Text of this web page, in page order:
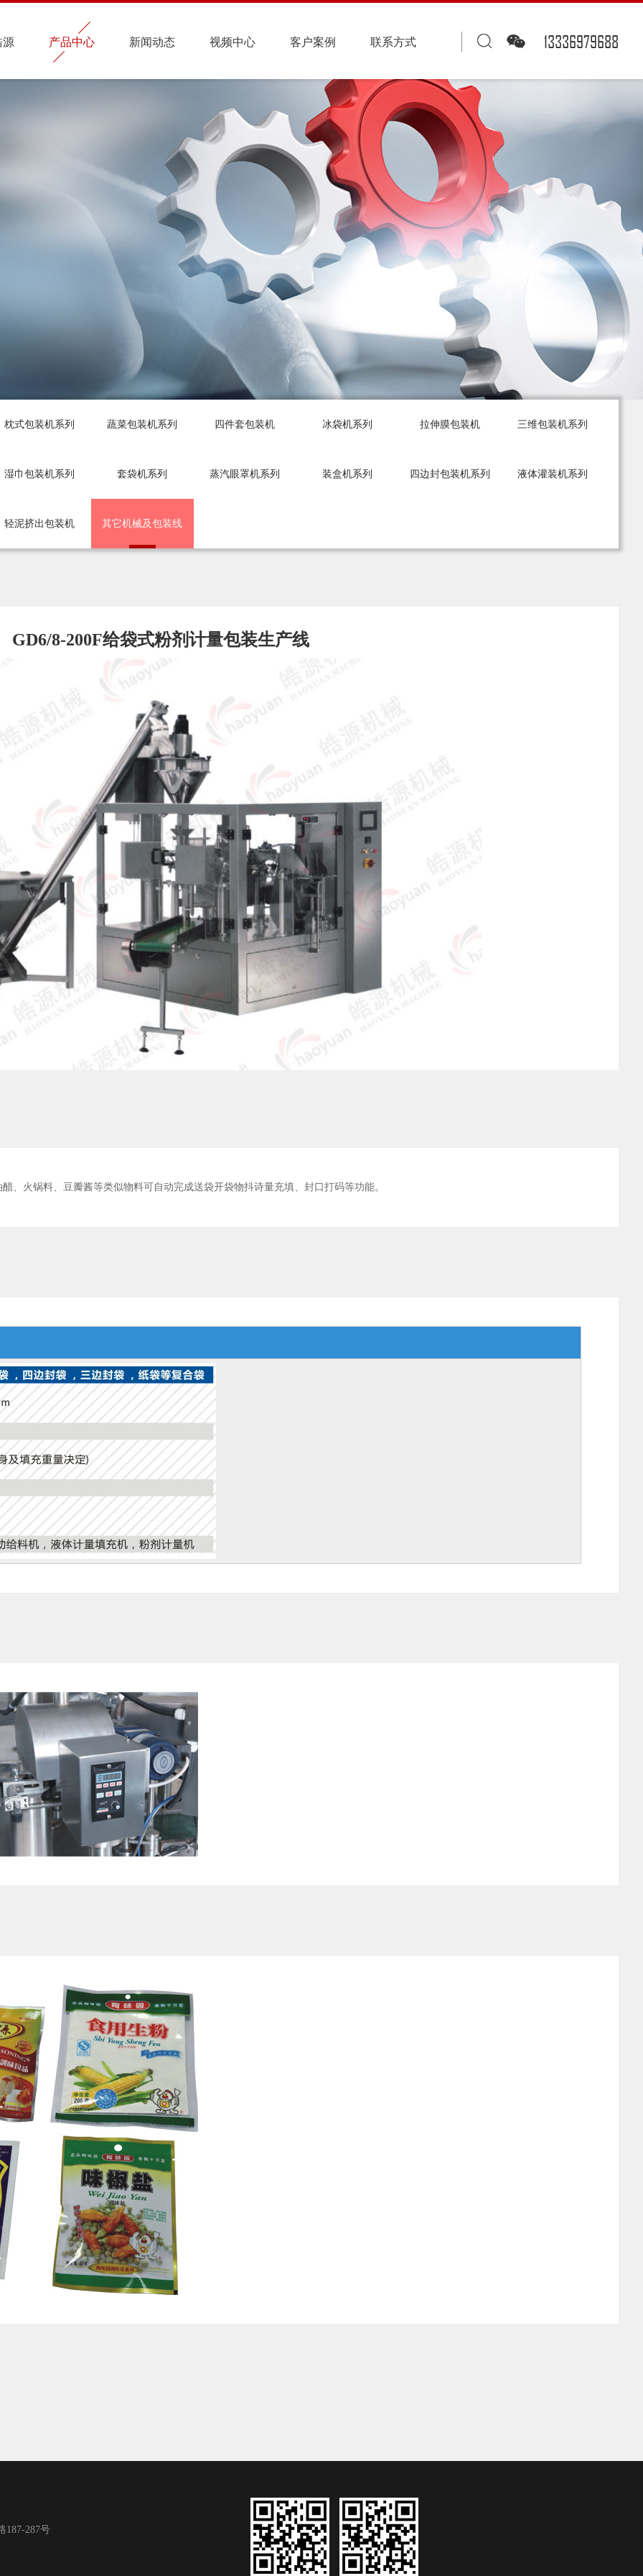
源 产品中心 新闻动态 视频中心 客户案例 联系方式 13336979688
枕式包装机系列 蔬菜包装机系列 四件套包装机 冰袋机系列 拉伸膜包装机 三维包装机系列
湿巾包装机系列 套袋机系列 蒸汽眼罩机系列 装盒机系列 四边封包装机系列 液体灌装机系列
轻泥挤出包装机 其它机械及包装线
GD6/8-200F给袋式粉剂计量包装生产线
、火锅料、豆瓣酱等类似物料可自动完成送袋开袋物抖诗量充填、封口打码等功能。
187-287号